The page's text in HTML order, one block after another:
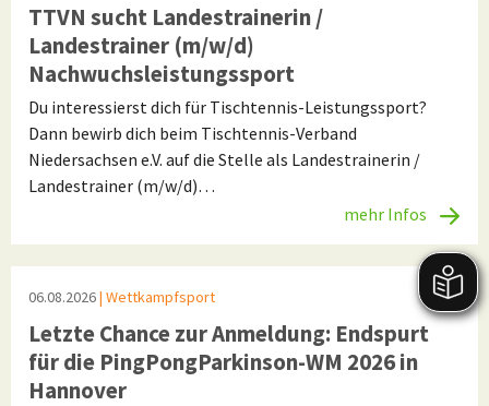
TTVN sucht Landestrainerin /
Landestrainer (m/w/d)
Nachwuchsleistungssport
Du interessierst dich für Tischtennis-Leistungssport?
Dann bewirb dich beim Tischtennis-Verband
Niedersachsen e.V. auf die Stelle als Landestrainerin /
Landestrainer (m/w/d)…
mehr Infos
06.08.2026| Wettkampfsport
Letzte Chance zur Anmeldung: Endspurt
für die PingPongParkinson-WM 2026 in
Hannover